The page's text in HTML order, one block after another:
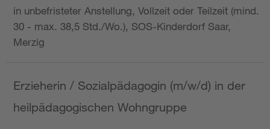
in unbefristeter Anstellung, Vollzeit oder Teilzeit (mind.
30 - max. 38,5 Std./Wo.), SOS-Kinderdorf Saar,
Merzig
Erzieherin / Sozialpädagogin (m/w/d) in der
heilpädagogischen Wohngruppe